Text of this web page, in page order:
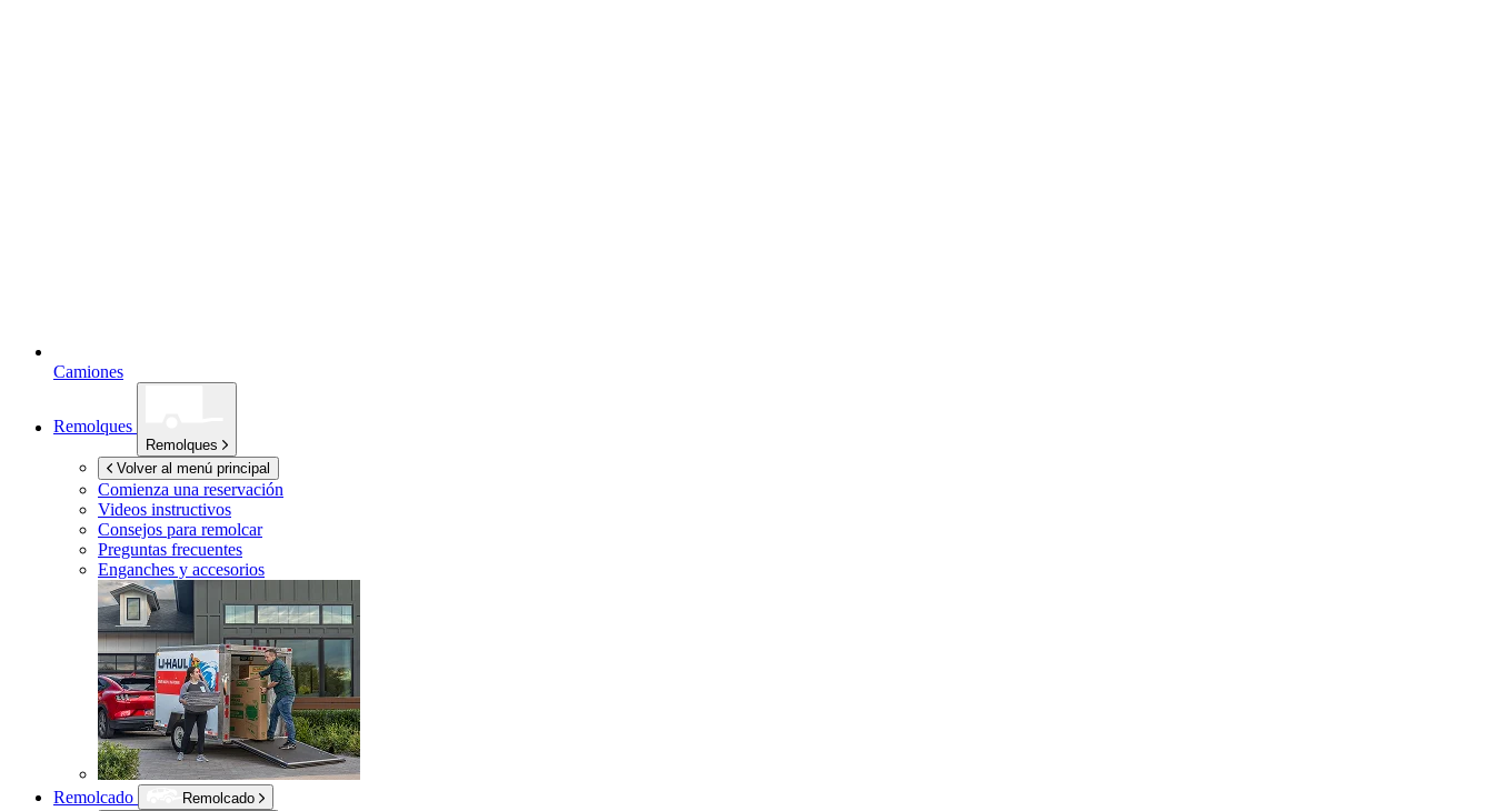
Camiones
Remolques
Remolques
Volver al menú principal
Comienza una reservación
Videos instructivos
Consejos para remolcar
Preguntas frecuentes
Enganches y accesorios
Remolcado
Remolcado